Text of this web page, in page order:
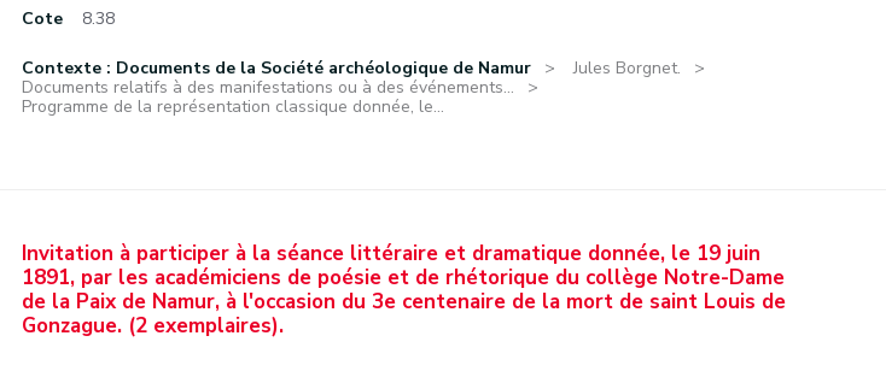
Cote 8.38
Contexte : Documents de la Société archéologique de Namur
Jules Borgnet.
Documents relatifs à des manifestations ou à des événements...
Programme de la représentation classique donnée, le...
Invitation à participer à la séance littéraire et dramatique donnée, le 19 juin
1891, par les académiciens de poésie et de rhétorique du collège Notre-Dame
de la Paix de Namur, à l'occasion du 3e centenaire de la mort de saint Louis de
Gonzague. (2 exemplaires).